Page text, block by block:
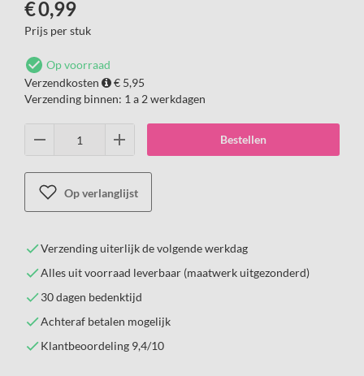
€0,99
Prijs per stuk
Op voorraad
Verzendkosten
€ 5,95
Verzending binnen: 1 a 2 werkdagen
Bestellen
Op verlanglijst
Verzending uiterlijk de volgende werkdag
Alles uit voorraad leverbaar (maatwerk uitgezonderd)
30 dagen bedenktijd
Achteraf betalen mogelijk
Klantbeoordeling 9,4/10